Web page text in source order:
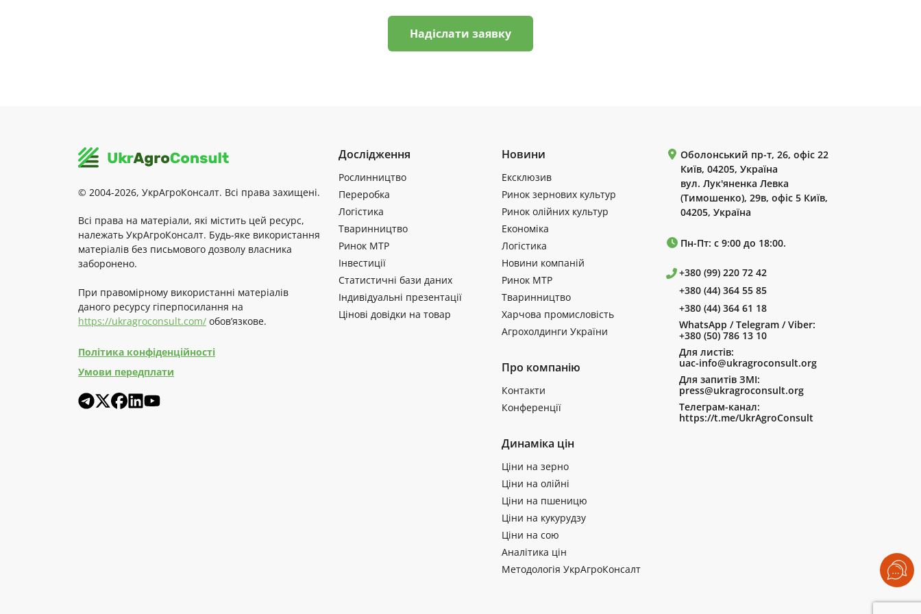
Надіслати заявку
© 2004-2026, УкрАгроКонсалт. Всі права захищені.
Всі права на матеріали, які містить цей ресурс,
належать УкрАгроКонсалт. Будь-яке використання
матеріалів без письмового дозволу власника
заборонено.
При правомірному використанні матеріалів
даного ресурсу гіперпосилання на
https://ukragroconsult.com/ обов’язкове.
Політика конфіденційності
Умови передплати
Дослідження
Рослинництво
Переробка
Логістика
Тваринництво
Ринок МТР
Інвестиції
Статистичні бази даних
Індивідуальні презентації
Цінові довідки на товар
Новини
Ексклюзив
Ринок зернових культур
Ринок олійних культур
Економіка
Логістика
Новини компаній
Ринок МТР
Тваринництво
Харчова промисловість
Агрохолдинги України
Про компанію
Контакти
Конференції
Динаміка цін
Ціни на зерно
Ціни на олійні
Ціни на пшеницю
Ціни на кукурудзу
Ціни на сою
Аналітика цін
Методологія УкрАгроКонсалт
Оболонський пр-т, 26, офіс 22
Київ, 04205, Україна
вул. Лук'яненка Левка
(Тимошенко), 29в, офіс 5 Київ,
04205, Україна
Пн-Пт: с 9:00 до 18:00.
+380 (99) 220 72 42
+380 (44) 364 55 85
+380 (44) 364 61 18
WhatsApp / Telegram / Viber:
+380 (50) 786 13 10
Для листів:
uac-info@ukragroconsult.org
Для запитів ЗМІ:
press@ukragroconsult.org
Телеграм-канал:
https://t.me/UkrAgroConsult